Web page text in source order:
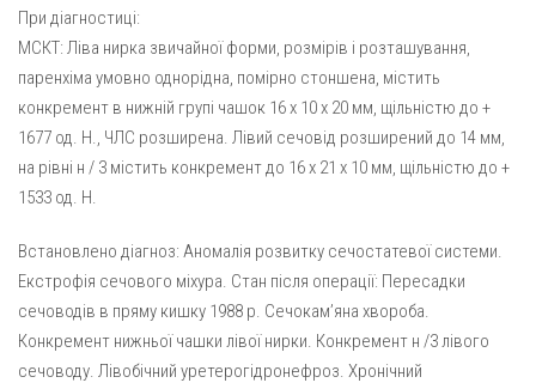
При діагностиці:
МСКТ: Ліва нирка звичайної форми, розмірів і розташування,
паренхіма умовно однорідна, помірно стоншена, містить
конкремент в нижній групі чашок 16 х 10 х 20 мм, щільністю до +
1677 од. H., ЧЛС розширена. Лівий сечовід розширений до 14 мм,
на рівні н / 3 містить конкремент до 16 х 21 х 10 мм, щільністю до +
1533 од. H.
Встановлено діагноз: Аномалія розвитку сечостатевої системи.
Екстрофія сечового міхура. Стан після операції: Пересадки
сечоводів в пряму кишку 1988 р. Сечокам’яна хвороба.
Конкремент нижньої чашки лівої нирки. Конкремент н /3 лівого
сечоводу. Лівобічний уретерогідронефроз. Хронічний